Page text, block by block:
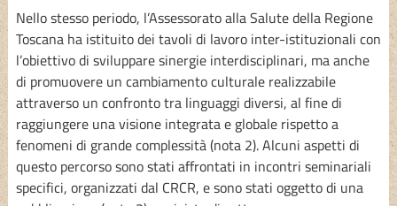
Nello stesso periodo, l’Assessorato alla Salute della Regione
Toscana ha istituito dei tavoli di lavoro inter-istituzionali con
l’obiettivo di sviluppare sinergie interdisciplinari, ma anche
di promuovere un cambiamento culturale realizzabile
attraverso un confronto tra linguaggi diversi, al fine di
raggiungere una visione integrata e globale rispetto a
fenomeni di grande complessità (nota 2). Alcuni aspetti di
questo percorso sono stati affrontati in incontri seminariali
specifici, organizzati dal CRCR, e sono stati oggetto di una